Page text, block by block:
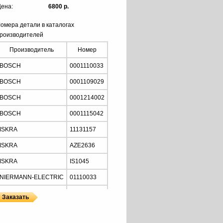
6800 р.
детали в каталогах
Производитель Номер
BOSCH 0001110033
BOSCH 0001109029
BOSCH 0001214002
BOSCH 0001115042
ISKRA 11131157
ISKRA AZE2636
ISKRA IS1045
NIERMANN-ELECTRIC 01110033